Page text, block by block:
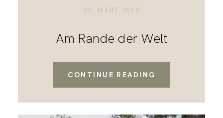
22. MÄRZ 2018
Am Rande der Welt
CONTINUE READING